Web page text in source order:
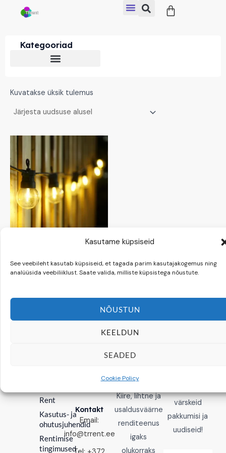
Kasutame küpsiseid
See veebileht kasutab küpsiseid, et tagada parim kasutajakogemus ning
analüüsida veebiliiklust. Saate valida, milliste küpsistega nõustute.
NÕUSTUN
KEELDUN
SEADED
Cookie Policy
Cart
Kategooriad
Kuvatakse üksik tulemus
Valguskett 6 m rent
10,00€
/
LISA KORVI
Kiire, lihtne ja
usaldusväärne
renditeenus
igaks
olukorraks
Rent
Kasutus- ja
ohutusjuhendid
Rentimise
tingimused
Kontakt
Email:
info@trrent.ee
värskeid
pakkumisi ja
uudiseid!